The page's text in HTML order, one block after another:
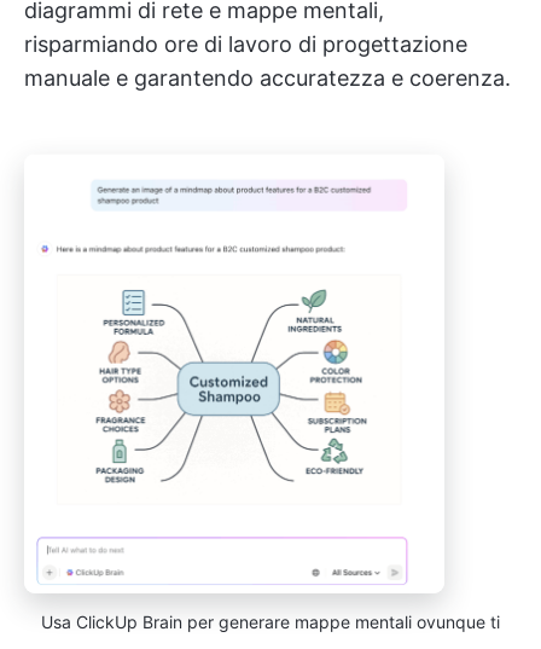
diagrammi di rete e mappe mentali,
risparmiando ore di lavoro di progettazione
manuale e garantendo accuratezza e coerenza.
Usa ClickUp Brain per generare mappe mentali ovunque ti